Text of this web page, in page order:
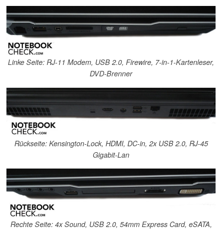
Linke Seite: RJ-11 Modem, USB 2.0, Firewire, 7-in-1-Kartenleser,
DVD-Brenner
Rückseite: Kensington-Lock, HDMI, DC-in, 2x USB 2.0, RJ-45
Gigabit-Lan
Rechte Seite: 4x Sound, USB 2.0, 54mm Express Card, eSATA,